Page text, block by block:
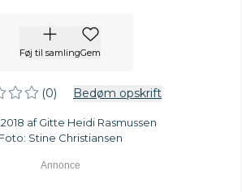
Føj til samlingGem
(0) Bedøm opskrift
2018 af Gitte Heidi Rasmussen
Foto: Stine Christiansen